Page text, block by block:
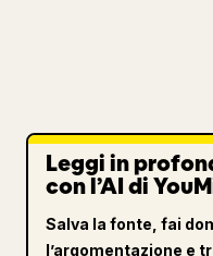
Leggi in
con l’AI di
Salva la fonte, fai
l’argomentazione e